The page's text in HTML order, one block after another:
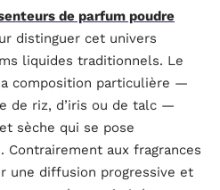
de parfum poudre
distinguer cet univers
liquides traditionnels. Le
composition particulière —
de riz, d’iris ou de talc —
sèche qui se pose
Contrairement aux fragrances
une diffusion progressive et